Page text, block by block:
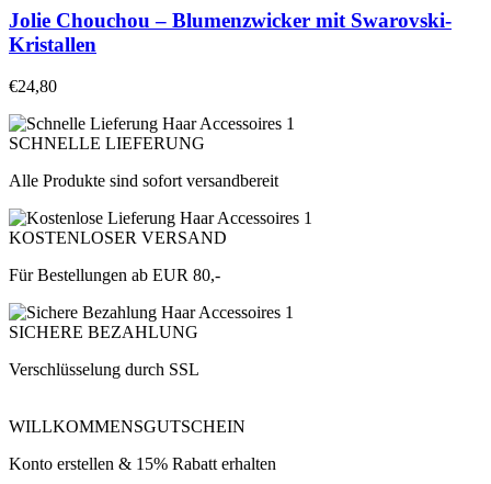
Jolie Chouchou – Blumenzwicker mit Swarovski-
Kristallen
€24,80
SCHNELLE LIEFERUNG
Alle Produkte sind sofort versandbereit
KOSTENLOSER VERSAND
Für Bestellungen ab EUR 80,-
SICHERE BEZAHLUNG
Verschlüsselung durch SSL
WILLKOMMENSGUTSCHEIN
Konto erstellen & 15% Rabatt erhalten